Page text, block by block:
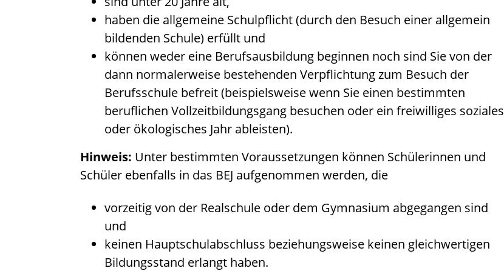
haben die allgemeine Schulpflicht(durch den Besuch einer allgemein
bildenden Schule) erfüllt und
können weder eine Berufsausbildung beginnen noch sind Sie von der
dann normalerweise bestehenden Verpflichtung zum Besuch der
Berufsschule befreit(beispielsweise wenn Sie einen bestimmten
beruflichen Vollzeitbildungsgang besuchen oder ein freiwilliges soziales
oder ökologisches Jahr ableisten).
Hinweis: Unter bestimmten Voraussetzungen können Schülerinnen und
Schüler ebenfalls in das BEJ aufgenommen werden, die
vorzeitig von der Realschule oder dem Gymnasium abgegangen sind
und
keinen Hauptschulabschluss beziehungsweise keinen gleichwertigen
Bildungsstand erlangt haben.